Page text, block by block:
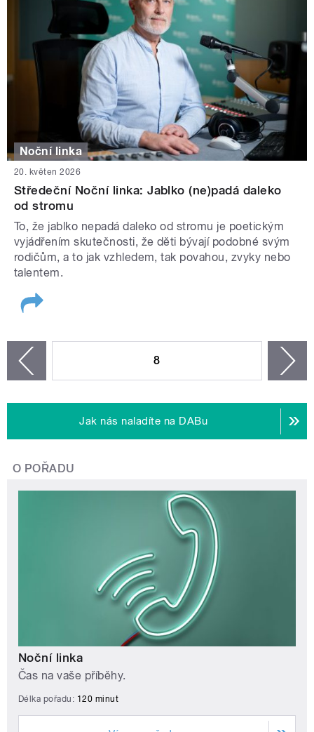
Noční linka
20. květen 2026
Středeční Noční linka: Jablko (ne)padá daleko
od stromu
To, že jablko nepadá daleko od stromu je poetickým
vyjádřením skutečnosti, že děti bývají podobné svým
rodičům, a to jak vzhledem, tak povahou, zvyky nebo
talentem.
8
Jak nás naladíte na DABu
O POŘADU
Noční linka
Čas na vaše příběhy.
Délka pořadu: 120 minut